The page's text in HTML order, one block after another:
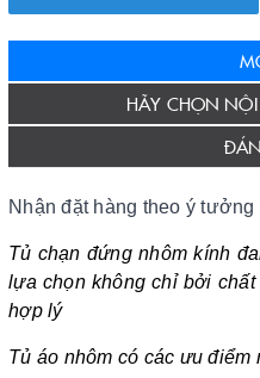
HÃY CHỌN NỘI
Nhận đặt hàng theo ý
Tủ chạn đứng nhôm kính
lựa chọn không chỉ bởi
hợp lý
Tủ áo nhôm có các ưu điểm